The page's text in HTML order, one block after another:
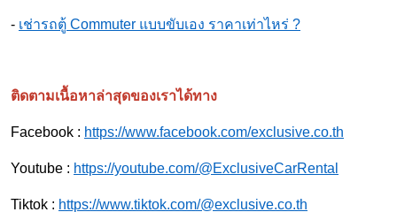
- เช่ารถตู้ Commuter แบบขับเอง ราคาเท่าไหร่ ?
ติดตามเนื้อหาล่าสุดของเราได้ทาง
Facebook : https://www.facebook.com/exclusive.co.th
Youtube : https://youtube.com/@ExclusiveCarRental
Tiktok : https://www.tiktok.com/@exclusive.co.th